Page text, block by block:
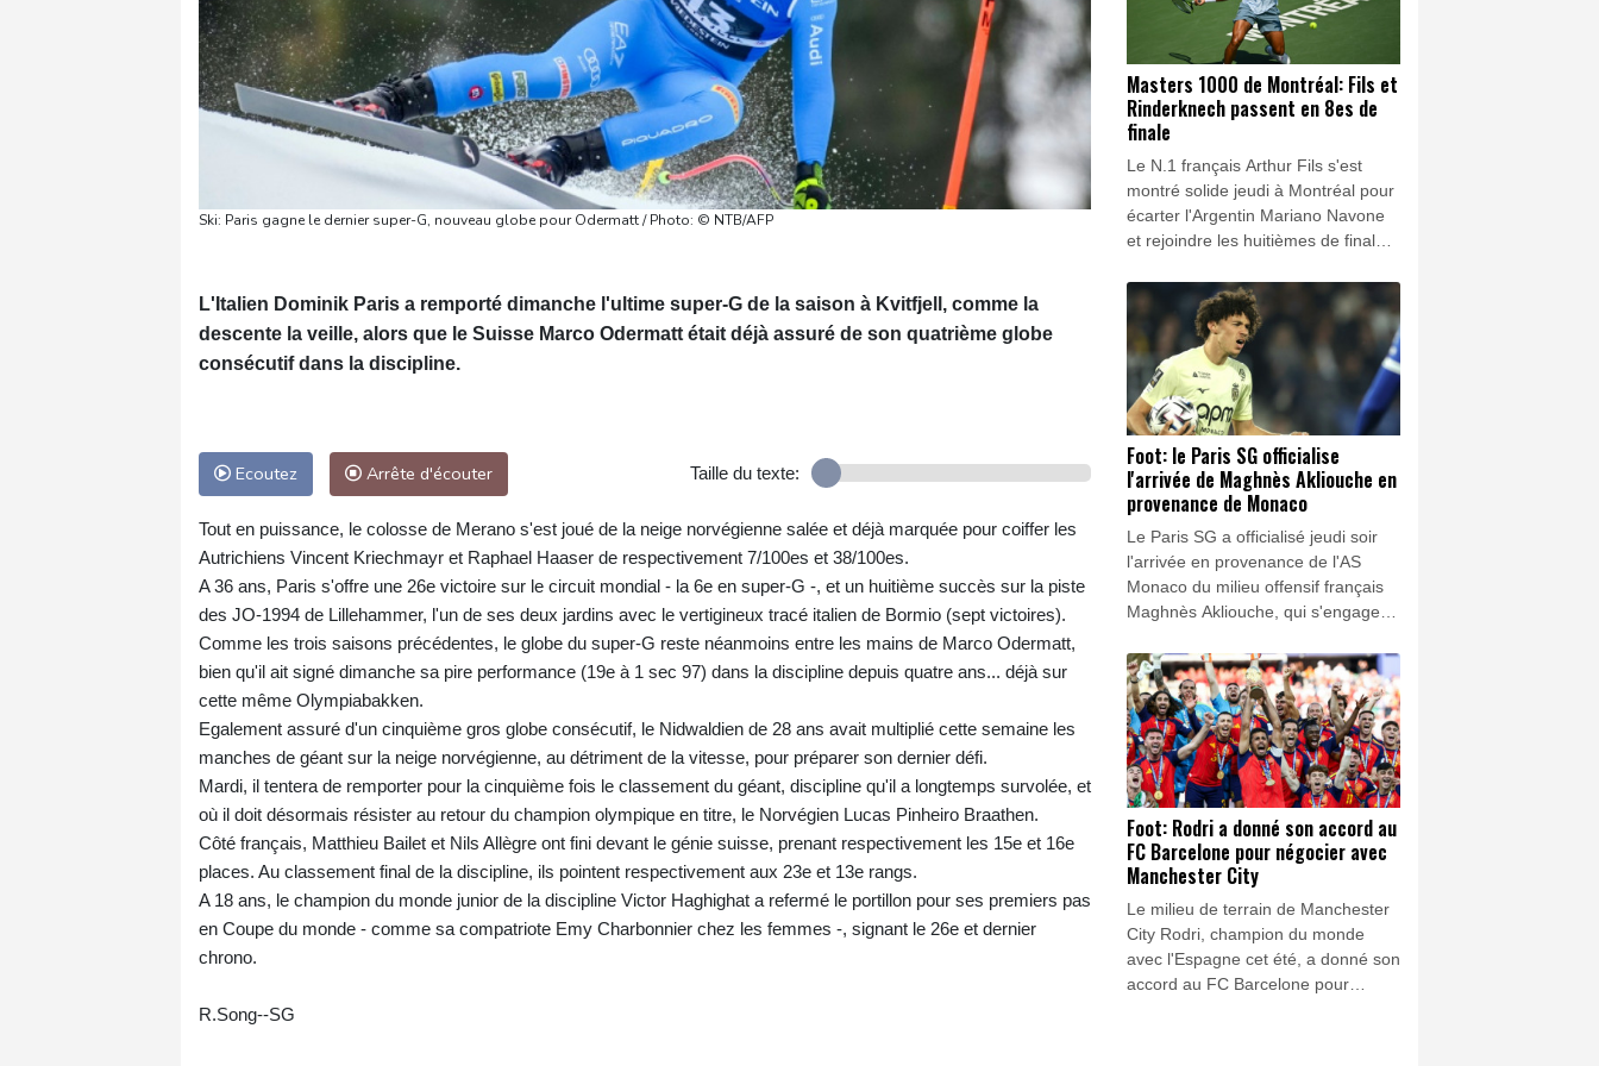
Ski: Paris gagne le dernier super-G, nouveau globe pour Odermatt / Photo: © NTB/AFP
L'Italien Dominik Paris a remporté dimanche l'ultime super-G de la saison à Kvitfjell, comme la
descente la veille, alors que le Suisse Marco Odermatt était déjà assuré de son quatrième globe
consécutif dans la discipline.
Ecoutez Arrête d'écouter Taille du texte:
Tout en puissance, le colosse de Merano s'est joué de la neige norvégienne salée et déjà marquée pour coiffer les
Autrichiens Vincent Kriechmayr et Raphael Haaser de respectivement 7/100es et 38/100es.
A 36 ans, Paris s'offre une 26e victoire sur le circuit mondial - la 6e en super-G -, et un huitième succès sur la piste
des JO-1994 de Lillehammer, l'un de ses deux jardins avec le vertigineux tracé italien de Bormio (sept victoires).
Comme les trois saisons précédentes, le globe du super-G reste néanmoins entre les mains de Marco Odermatt,
bien qu'il ait signé dimanche sa pire performance (19e à 1 sec 97) dans la discipline depuis quatre ans... déjà sur
cette même Olympiabakken.
Egalement assuré d'un cinquième gros globe consécutif, le Nidwaldien de 28 ans avait multiplié cette semaine les
manches de géant sur la neige norvégienne, au détriment de la vitesse, pour préparer son dernier défi.
Mardi, il tentera de remporter pour la cinquième fois le classement du géant, discipline qu'il a longtemps survolée, et
où il doit désormais résister au retour du champion olympique en titre, le Norvégien Lucas Pinheiro Braathen.
Côté français, Matthieu Bailet et Nils Allègre ont fini devant le génie suisse, prenant respectivement les 15e et 16e
places. Au classement final de la discipline, ils pointent respectivement aux 23e et 13e rangs.
A 18 ans, le champion du monde junior de la discipline Victor Haghighat a refermé le portillon pour ses premiers pas
en Coupe du monde - comme sa compatriote Emy Charbonnier chez les femmes -, signant le 26e et dernier
chrono.
R.Song--SG
Masters 1000 de Montréal: Fils et
Rinderknech passent en 8es de
finale
Le N.1 français Arthur Fils s'est
montré solide jeudi à Montréal pour
écarter l'Argentin Mariano Navone
et rejoindre les huitièmes de finale
comme Arthur Rinderknech qui a
profité de l'abandon de l'Américain
Frances Tiafoe.
Foot: le Paris SG officialise
l'arrivée de Maghnès Akliouche en
provenance de Monaco
Le Paris SG a officialisé jeudi soir
l'arrivée en provenance de l'AS
Monaco du milieu offensif français
Maghnès Akliouche, qui s'engage
2031.
Foot: Rodri a donné son accord au
FC Barcelone pour négocier avec
Manchester City
Le milieu de terrain de Manchester
City Rodri, champion du monde
avec l'Espagne cet été, a donné son
accord au FC Barcelone pour